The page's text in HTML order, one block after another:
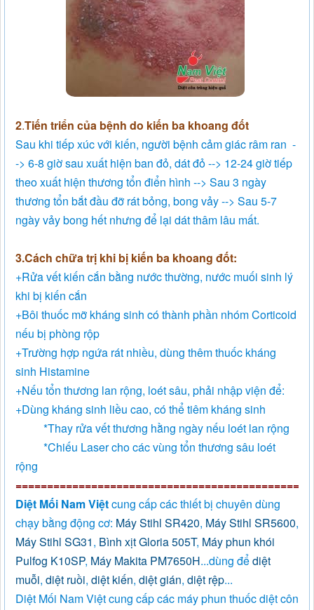
2.Tiến triển của bệnh do kiến ba khoang đốt
Sau khi tiếp xúc với kiến, người bệnh cảm giác râm ran -
-> 6-8 giờ sau xuất hiện ban đỏ, dát đỏ --> 12-24 giờ tiếp
theo xuất hiện thương tổn điển hình --> Sau 3 ngày
thương tổn bắt đầu đỡ rát bỏng, bong vảy --> Sau 5-7
ngày vảy bong hết nhưng để lại dát thâm lâu mất.
3.Cách chữa trị khi bị kiến ba khoang đốt:
+Rửa vết kiến cắn bằng nước thường, nước muối sinh lý
khi bị kiến cắn
+Bôi thuốc mỡ kháng sinh có thành phần nhóm Corticoid
nếu bị phòng rộp
+Trường hợp ngứa rát nhiều, dùng thêm thuốc kháng
sinh Histamine
+Nếu tổn thương lan rộng, loét sâu, phải nhập viện để:
+Dùng kháng sinh liều cao, có thể tiêm kháng sinh
*Thay rửa vết thương hằng ngày nếu loét lan rộng
*Chiếu Laser cho các vùng tổn thương sâu loét
rộng
Diệt Mối Nam Việtcung cấp các thiết bị chuyên dùng
chạy bằng động cơ: Máy Stihl SR420, Máy Stihl SR5600,
Máy Stihl SG31, Bình xịt Gloria 505T, Máy phun khói
Pulfog K10SP, Máy Makita PM7650H...dùng đểdiệt
muỗi, diệt ruồi, diệt kiến, diệt gián, diệt rệp...
Diệt Mối Nam Việt cung cấp các máy phun thuốc diệt côn